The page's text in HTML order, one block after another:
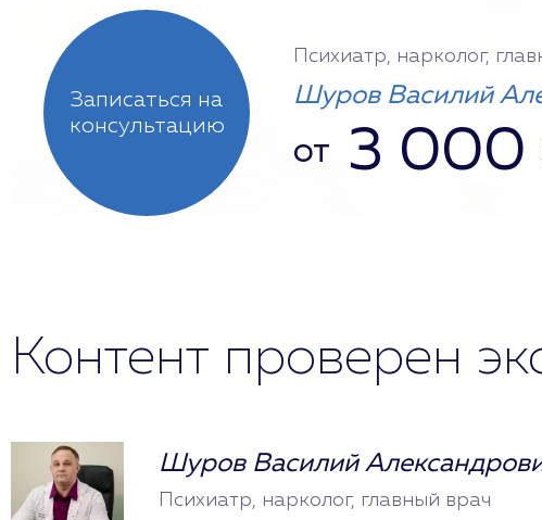
Записаться на
консультацию
Психиатр, нарколог,
Шуров Василий
от 3 000
Контент проверен
Шуров Василий
Психиатр, нарколог, главный врач